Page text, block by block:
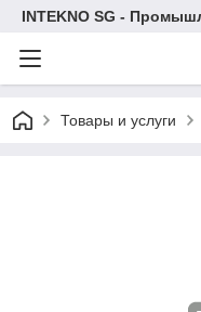
INTEKNO SG -
Товары и услуги